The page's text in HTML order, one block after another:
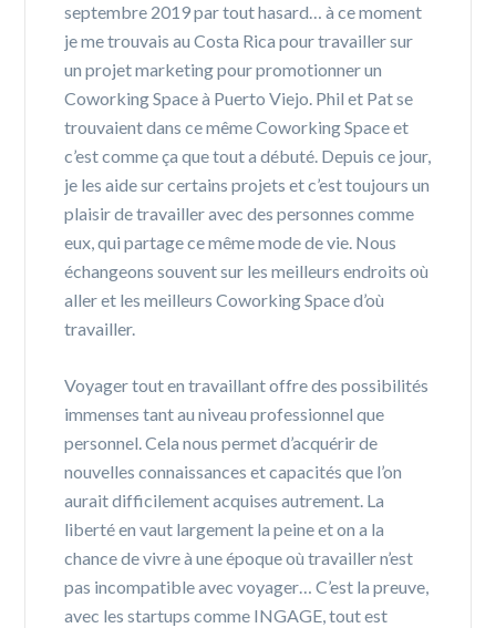
septembre 2019 par tout hasard… à ce moment
je me trouvais au Costa Rica pour travailler sur
un projet marketing pour promotionner un
Coworking Space à Puerto Viejo. Phil et Pat se
trouvaient dans ce même Coworking Space et
c’est comme ça que tout a débuté. Depuis ce jour,
je les aide sur certains projets et c’est toujours un
plaisir de travailler avec des personnes comme
eux, qui partage ce même mode de vie. Nous
échangeons souvent sur les meilleurs endroits où
aller et les meilleurs Coworking Space d’où
travailler.
Voyager tout en travaillant offre des possibilités
immenses tant au niveau professionnel que
personnel. Cela nous permet d’acquérir de
nouvelles connaissances et capacités que l’on
aurait difficilement acquises autrement. La
liberté en vaut largement la peine et on a la
chance de vivre à une époque où travailler n’est
pas incompatible avec voyager… C’est la preuve,
avec les startups comme INGAGE, tout est